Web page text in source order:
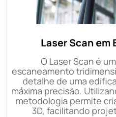
Laser Scan em
O Laser Scan é
escaneamento
detalhe de uma
máxima precisão.
metodologia permite
3D, facilitando